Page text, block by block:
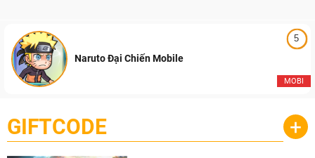
5
MOBI
Naruto Đại Chiến Mobile
GIFTCODE +